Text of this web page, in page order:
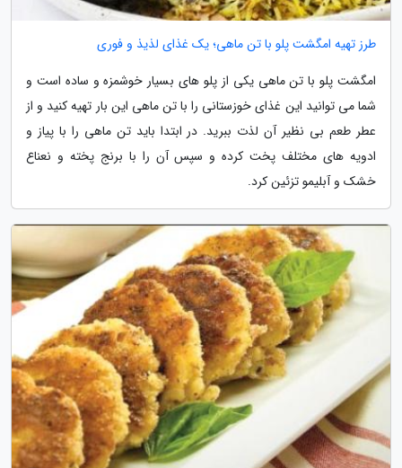
طرز تهیه امگشت پلو با تن ماهی؛ یک غذای لذیذ و فوری
امگشت پلو با تن ماهی یکی از پلو های بسیار خوشمزه و ساده است و
شما می توانید این غذای خوزستانی را با تن ماهی این بار تهیه کنید و از
عطر طعم بی نظیر آن لذت ببرید. در ابتدا باید تن ماهی را با پیاز و
ادویه های مختلف پخت کرده و سپس آن را با برنج پخته و نعناع
خشک و آبلیمو تزئین کرد.